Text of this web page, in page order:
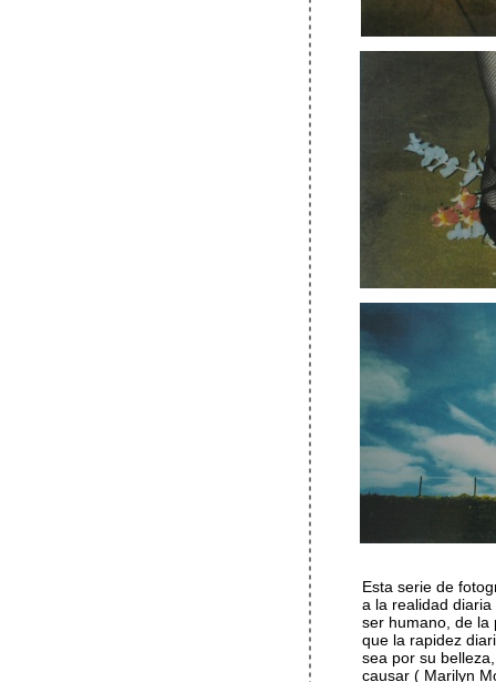
Esta serie de
a la realidad
ser humano, de la
que la rapidez
sea por su
causar ( Marilyn